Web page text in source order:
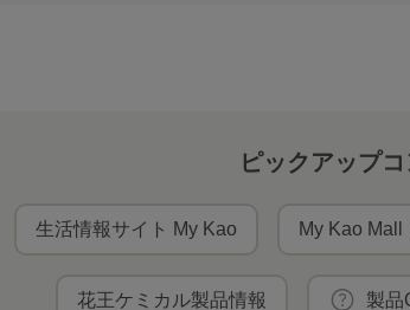
ピックアップ
生活情報サイト My Kao My Kao Mall
花王ケミカル製品情報 製品